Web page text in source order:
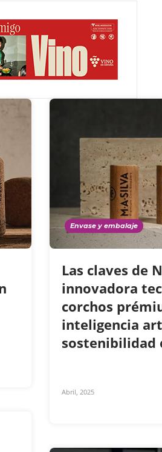
Envase y embalaje
Las claves de
innovadora
corchos
inteligencia
sostenibilidad
Abril, 2025